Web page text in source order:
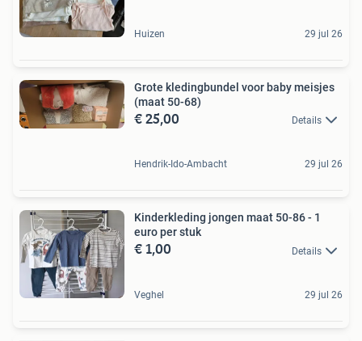
Huizen 29 jul 26
Grote kledingbundel voor baby meisjes
(maat 50-68)
€ 25,00 Details
Hendrik-Ido-Ambacht 29 jul 26
Kinderkleding jongen maat 50-86 - 1
euro per stuk
€ 1,00 Details
Veghel 29 jul 26